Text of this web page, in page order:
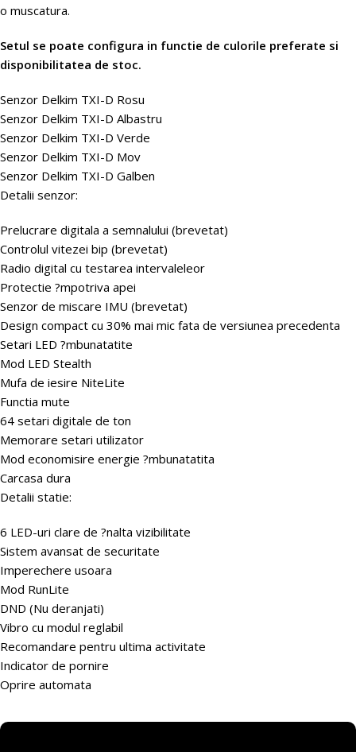
o muscatura.
Setul se poate configura in functie de culorile preferate si
disponibilitatea de stoc.
Senzor Delkim TXI-D Rosu
Senzor Delkim TXI-D Albastru
Senzor Delkim TXI-D Verde
Senzor Delkim TXI-D Mov
Senzor Delkim TXI-D Galben
Detalii senzor:
Prelucrare digitala a semnalului (brevetat)
Controlul vitezei bip (brevetat)
Radio digital cu testarea intervaleleor
Protectie ?mpotriva apei
Senzor de miscare IMU (brevetat)
Design compact cu 30% mai mic fata de versiunea precedenta
Setari LED ?mbunatatite
Mod LED Stealth
Mufa de iesire NiteLite
Functia mute
64 setari digitale de ton
Memorare setari utilizator
Mod economisire energie ?mbunatatita
Carcasa dura
Detalii statie:
6 LED-uri clare de ?nalta vizibilitate
Sistem avansat de securitate
Imperechere usoara
Mod RunLite
DND (Nu deranjati)
Vibro cu modul reglabil
Recomandare pentru ultima activitate
Indicator de pornire
Oprire automata